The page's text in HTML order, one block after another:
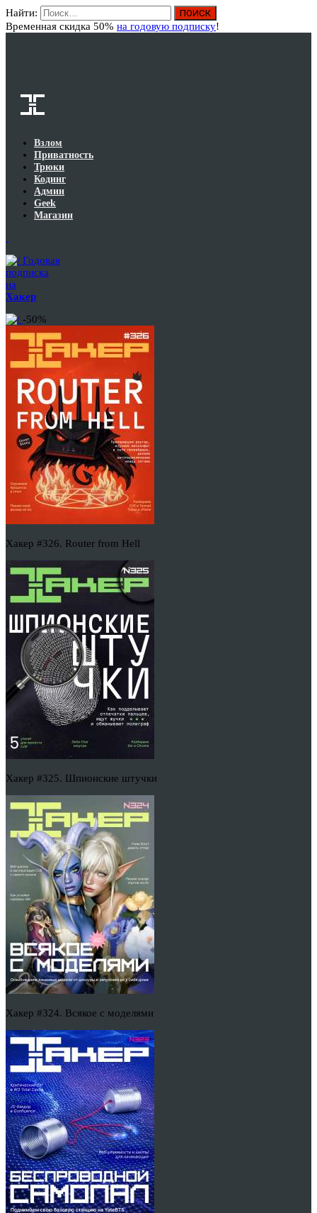
Найти:
Временная скидка 50% на годовую подписку!
Взлом
Приватность
Трюки
Кодинг
Админ
Geek
Магазин
Годовая
подписка
на
Хакер
-50%
Хакер #326. Router from Hell
Хакер #325. Шпионские штучки
Хакер #324. Всякое с моделями